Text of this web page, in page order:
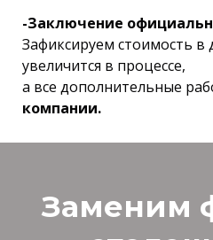
-Заключение
Зафиксируем стоимость в
увеличится в процессе,
а все дополнительные
компании.
Заменим